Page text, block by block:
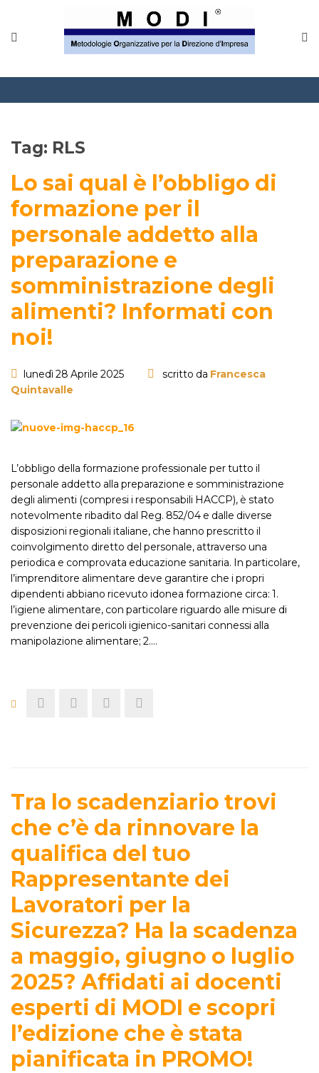
Tag: RLS
Lo sai qual è l’obbligo di
formazione per il
personale addetto alla
preparazione e
somministrazione degli
alimenti? Informati con
noi!
lunedì 28 Aprile 2025 scritto da Francesca
Quintavalle
L’obbligo della formazione professionale per tutto il
personale addetto alla preparazione e somministrazione
degli alimenti (compresi i responsabili HACCP), è stato
notevolmente ribadito dal Reg. 852/04 e dalle diverse
disposizioni regionali italiane, che hanno prescritto il
coinvolgimento diretto del personale, attraverso una
periodica e comprovata educazione sanitaria. In particolare,
l’imprenditore alimentare deve garantire che i propri
dipendenti abbiano ricevuto idonea formazione circa: 1.
l’igiene alimentare, con particolare riguardo alle misure di
prevenzione dei pericoli igienico-sanitari connessi alla
manipolazione alimentare; 2.…
Tra lo scadenziario trovi
che c’è da rinnovare la
qualifica del tuo
Rappresentante dei
Lavoratori per la
Sicurezza? Ha la scadenza
a maggio, giugno o luglio
2025? Affidati ai docenti
esperti di MODI e scopri
l’edizione che è stata
pianificata in PROMO!